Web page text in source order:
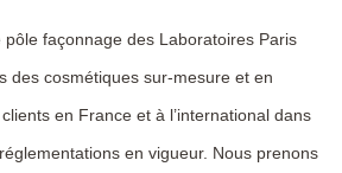
pôle façonnage des Laboratoires Paris
des cosmétiques sur-mesure et en
en France et à l’international dans
en vigueur. Nous prenons